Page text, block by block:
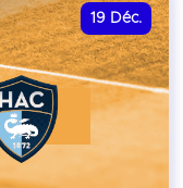
19 Déc.